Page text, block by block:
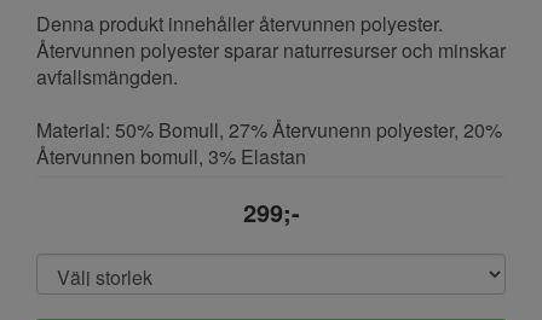
Denna produkt innehåller återvunnen polyester.
Återvunnen polyester sparar naturresurser och minskar
avfallsmängden.
Material: 50% Bomull, 27% Återvunenn polyester, 20%
Återvunnen bomull, 3% Elastan
299;-